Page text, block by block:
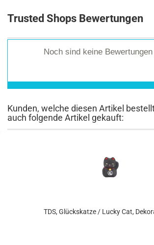
Trusted Shops Bewertungen
Noch sind keine
Kunden, welche diesen Artikel
auch folgende Artikel gekauft:
TDS, Glückskatze / Lucky Cat,